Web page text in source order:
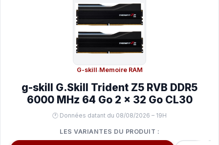
G-skill·Memoire RAM
g-skill G.Skill Trident Z5 RVB DDR5
6000 MHz 64 Go 2 x 32 Go CL30
🕐 Données datant du 08/08/2026 – 19H
LES VARIANTES DU PRODUIT :